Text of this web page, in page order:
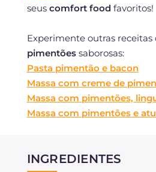
seus comfort food favoritos!
Experimente outras receitas
pimentõessaborosas:
Pasta pimentão e bacon
Massa com creme de
Massa com pimentões,
Massa com pimentões e
INGREDIENTES